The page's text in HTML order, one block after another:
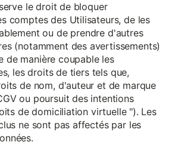
le droit de bloquer
comptes des Utilisateurs, de les
ou de prendre d'autres
(notamment des avertissements)
de manière coupable les
les droits de tiers tels que,
de nom, d'auteur et de marque
ou poursuit des intentions
de domiciliation virtuelle "). Les
ne sont pas affectés par les